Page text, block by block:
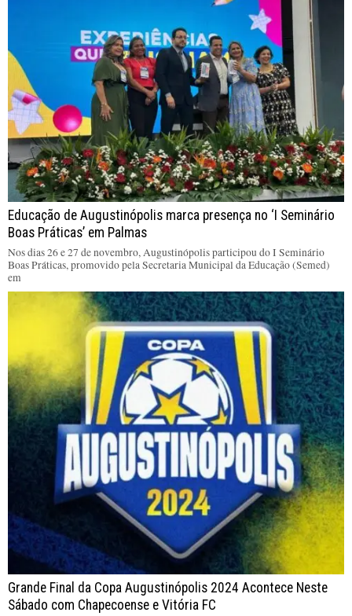
Educação de Augustinópolis marca presença no ‘I Seminário
Boas Práticas’ em Palmas
Nos dias 26 e 27 de novembro, Augustinópolis participou do I Seminário
Boas Práticas, promovido pela Secretaria Municipal da Educação (Semed)
em
Grande Final da Copa Augustinópolis 2024 Acontece Neste
Sábado com Chapecoense e Vitória FC